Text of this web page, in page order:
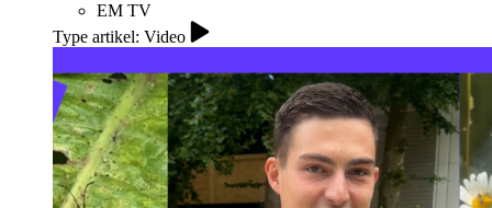
EM TV
Type artikel: Video